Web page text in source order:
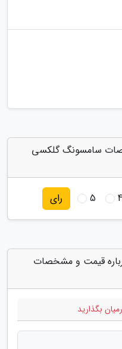
سامسونگ گلکسی
4
5 رای
قیمت و مشخصات
بگذارید